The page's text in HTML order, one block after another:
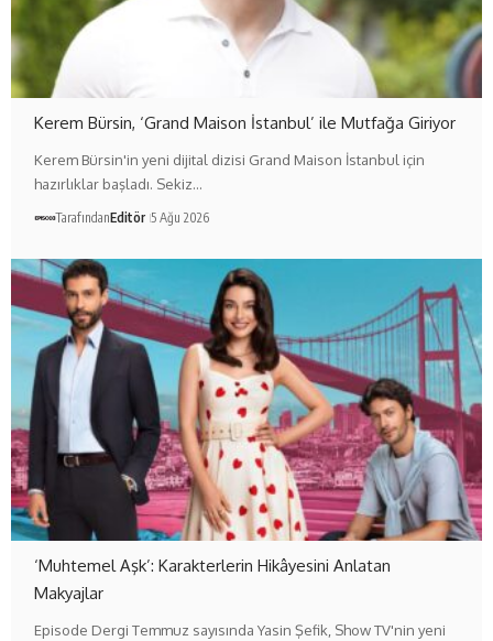
Kerem Bürsin, ‘Grand Maison İstanbul’ ile Mutfağa Giriyor
Kerem Bürsin'in yeni dijital dizisi Grand Maison İstanbul için
hazırlıklar başladı. Sekiz…
TarafındanEditör 5 Ağu 2026
‘Muhtemel Aşk’: Karakterlerin Hikâyesini Anlatan
Makyajlar
Episode Dergi Temmuz sayısında Yasin Şefik, Show TV'nin yeni